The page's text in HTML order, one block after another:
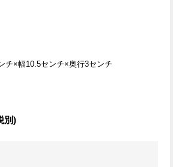
チ×幅10.5センチ×奥行3センチ
別)